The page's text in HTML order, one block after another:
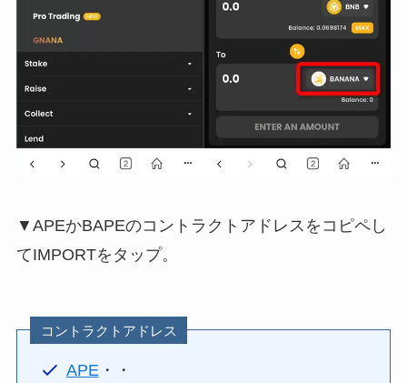
▼APEかBAPEのコントラクトアドレスをコピペし
てIMPORTをタップ。
コントラクトアドレス
APE ・・